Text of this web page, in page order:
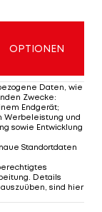
OPTIONEN
Daten, wie
Zwecke:
Endgerät;
Werbeleistung und
sowie Entwicklung
Standortdaten
Details
sind hier